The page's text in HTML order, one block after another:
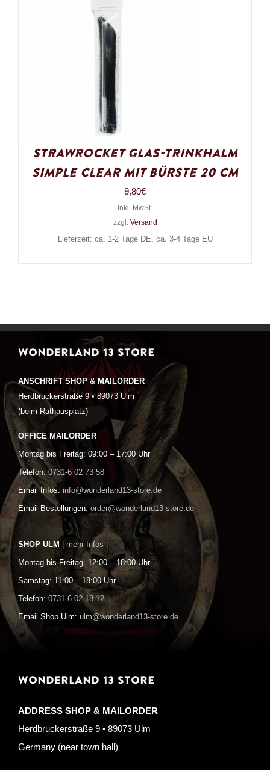
Strawrocket Glas-Trinkhalm
Simple Clear mit Bürste 20 cm
9,80€
Inkl. MwSt.
zzgl. Versand
Lieferzeit: ca. 1-2 Tage DE, ca. 3-4 Tage EU
WONDERLAND 13 STORE
ANSCHRIFT SHOP & MAILORDER
Herdbruckerstraße 9 • 89073 Ulm
(beim Rathausplatz)
OFFICE MAILORDER
Montag bis Freitag: 09:00 – 17:00 Uhr
Telefon: 0731-6 02 73 58
Email Infos: info@wonderland13-store.de
Email Bestellungen: order@wonderland13-store.de
SHOP ULM | mehr Infos
Montag bis Freitag: 12:00 – 18:00 Uhr
Samstag: 11:00 – 18:00 Uhr
Telefon: 0731-6 02 18 12
Email Shop Ulm: ulm@wonderland13-store.de
WONDERLAND 13 STORE
ADDRESS SHOP & MAILORDER
Herdbruckerstraße 9 • 89073 Ulm
Germany (near town hall)